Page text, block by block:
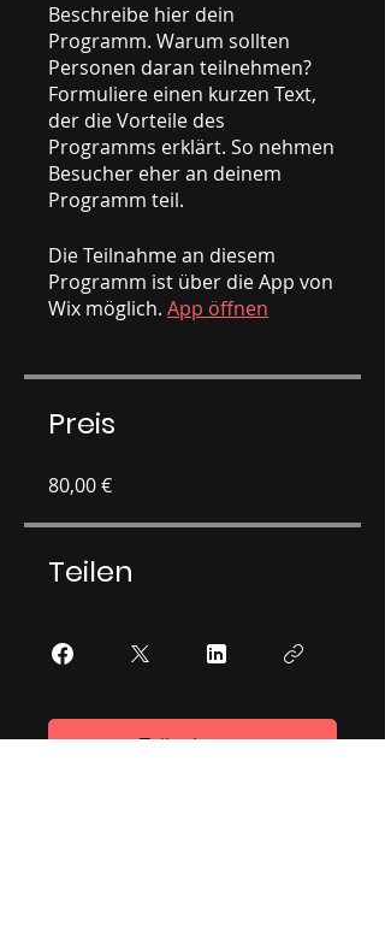
Beschreibe hier dein
Programm. Warum sollten
Personen daran teilnehmen?
Formuliere einen kurzen Text,
der die Vorteile des
Programms erklärt. So nehmen
Besucher eher an deinem
Programm teil.
Die Teilnahme an diesem
Programm ist über die App von
Wix möglich. App öffnen
Preis
80,00 €
Teilen
Teilnehmen